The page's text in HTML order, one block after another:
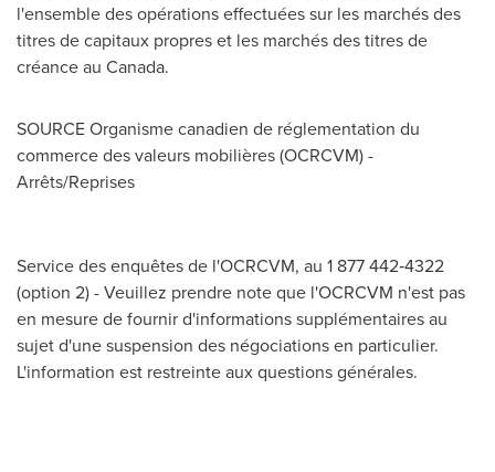
l'ensemble des opérations effectuées sur les marchés des
titres de capitaux propres et les marchés des titres de
créance au Canada.
SOURCE Organisme canadien de réglementation du
commerce des valeurs mobilières (OCRCVM) -
Arrêts/Reprises
Service des enquêtes de l'OCRCVM, au 1 877 442‑4322
(option 2) - Veuillez prendre note que l'OCRCVM n'est pas
en mesure de fournir d'informations supplémentaires au
sujet d'une suspension des négociations en particulier.
L'information est restreinte aux questions générales.